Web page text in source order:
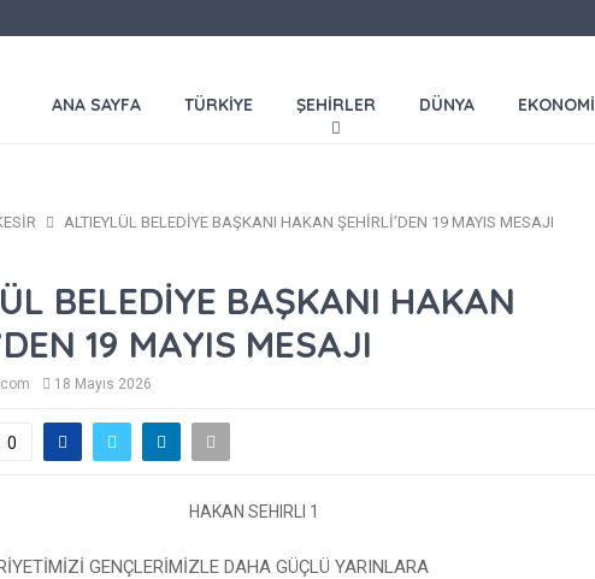
ANA SAYFA TÜRKİYE ŞEHİRLER DÜNYA EKONOMİ
ALTIEYLÜL BELEDİYE BAŞKANI HAKAN ŞEHİRLİ’DEN 19 MAYIS MESAJI
BELEDİYE BAŞKANI HAKAN
19 MAYIS MESAJI
18 Mayıs 2026
0
GENÇLERİMİZLE DAHA GÜÇLÜ YARINLARA